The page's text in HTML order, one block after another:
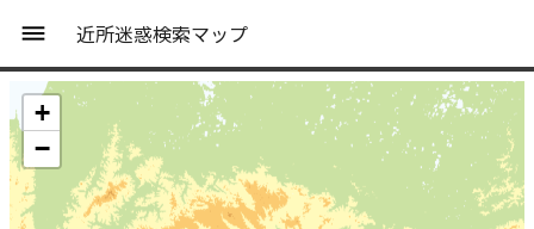
近所迷惑検索マップ
+
−